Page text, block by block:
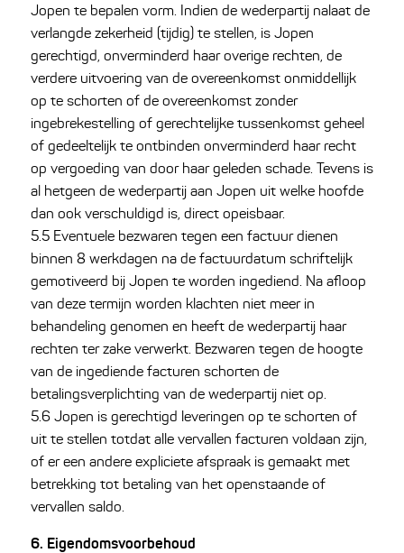
Jopen te bepalen vorm. Indien de wederpartij nalaat de
verlangde zekerheid (tijdig) te stellen, is Jopen
gerechtigd, onverminderd haar overige rechten, de
verdere uitvoering van de overeenkomst onmiddellijk
op te schorten of de overeenkomst zonder
ingebrekestelling of gerechtelijke tussenkomst geheel
of gedeeltelijk te ontbinden onverminderd haar recht
op vergoeding van door haar geleden schade. Tevens is
al hetgeen de wederpartij aan Jopen uit welke hoofde
dan ook verschuldigd is, direct opeisbaar.
5.5 Eventuele bezwaren tegen een factuur dienen
binnen 8 werkdagen na de factuurdatum schriftelijk
gemotiveerd bij Jopen te worden ingediend. Na afloop
van deze termijn worden klachten niet meer in
behandeling genomen en heeft de wederpartij haar
rechten ter zake verwerkt. Bezwaren tegen de hoogte
van de ingediende facturen schorten de
betalingsverplichting van de wederpartij niet op.
5.6 Jopen is gerechtigd leveringen op te schorten of
uit te stellen totdat alle vervallen facturen voldaan zijn,
of er een andere expliciete afspraak is gemaakt met
betrekking tot betaling van het openstaande of
vervallen saldo.
6. Eigendomsvoorbehoud